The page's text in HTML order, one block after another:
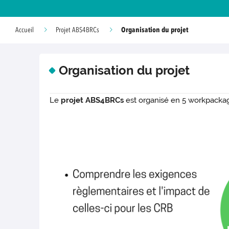
Accueil Projet ABS4BRCs Organisation du projet
Organisation du projet
Le projet ABS4BRCs est organisé en 5